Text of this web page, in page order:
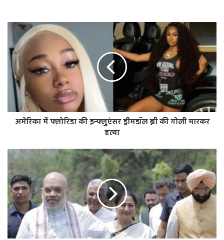
अमेरिका में फ्लोरिडा की इन्फ्लुएंसर ड्रीमडॉल ब्री की गोली मारकर
हत्या